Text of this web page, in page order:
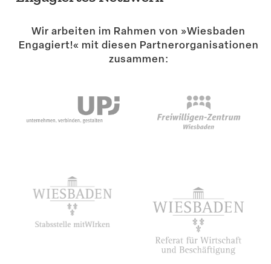
Wir arbeiten im Rahmen von »Wiesbaden
Engagiert!« mit diesen Partner­or­ga­ni­sa­tionen
zusammen: